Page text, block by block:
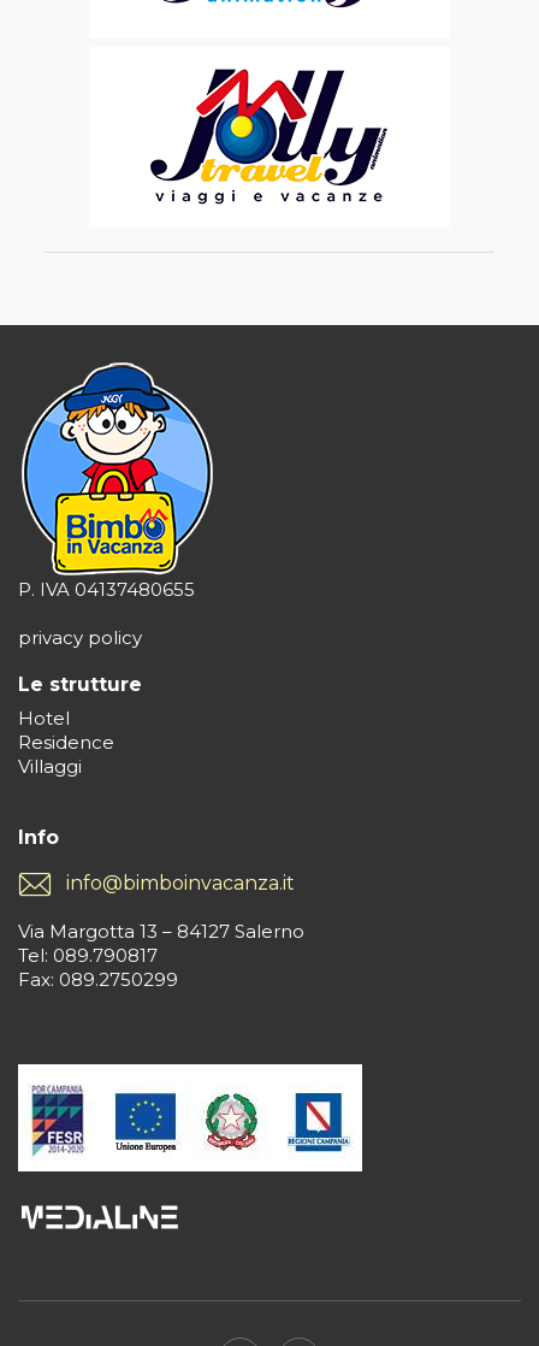
P. IVA 04137480655
privacy policy
Le strutture
Hotel
Residence
Villaggi
Info
info@bimboinvacanza.it
Via Margotta 13 – 84127 Salerno
Tel: 089.790817
Fax: 089.2750299